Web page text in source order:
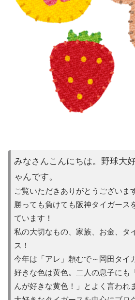
みなさんこんにちは。野球大
ゃんです。
ご覧いただきありがとうございま
勝っても負けても阪神タイガース
ています！
私の大切なもの、家族、お金、タ
ス！
今年は「アレ」頼むで～岡田タイ
好きな色は黄色。二人の息子にも
んが好きな黄色！」とよ く言われ